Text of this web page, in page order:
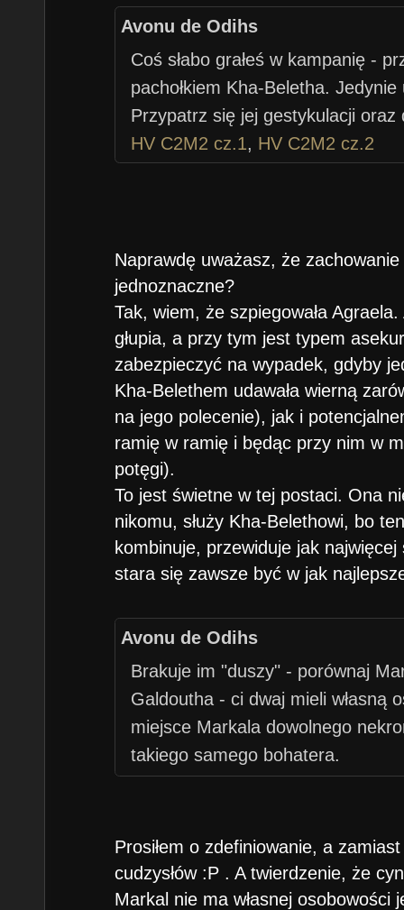
Avonu de Odihs
Coś słabo grałeś w kampanię -
pachołkiem Kha-Beletha. Jedynie
Przypatrz się jej gestykulacji oraz
HV C2M2 cz.1, HV C2M2 cz.2
Naprawdę uważasz, że
jednoznaczne?
Tak, wiem, że szpiegowała
głupia, a przy tym jest typem
zabezpieczyć na wypadek, gdyby
Kha-Belethem udawała wierną
na jego polecenie), jak i
ramię w ramię i będąc przy nim w
potęgi).
To jest świetne w tej postaci. Ona
nikomu, służy Kha-Belethowi, bo
kombinuje, przewiduje jak
stara się zawsze być w jak
Avonu de Odihs
Brakuje im "duszy" - porównaj
Galdoutha - ci dwaj mieli własną
miejsce Markala dowolnego
takiego samego bohatera.
Co do Zehira, to zyskał on
Prosiłem o zdefiniowanie, a
cudzysłów :P . A twierdzenie, że
Markal nie ma własnej osobowości